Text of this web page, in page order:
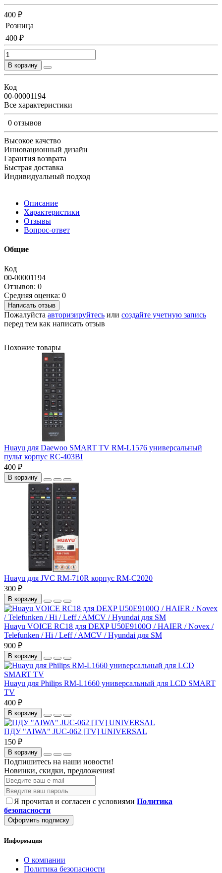
400 ₽
Розница
400 ₽
В корзину
Код
00-00001194
Все характеристики
0 отзывов
Высокое качство
Инновационный дизайн
Гарантия возврата
Быстрая доставка
Индивидуальный подход
Описание
Характеристики
Отзывы
Вопрос-ответ
Общие
Код
00-00001194
Отзывов: 0
Средняя оценка: 0
Написать отзыв
Пожалуйста авторизируйтесь или создайте учетную запись
перед тем как написать отзыв
Похожие товары
Huayu для Daewoo SMART TV RM-L1576 универсальный
пульт корпус RC-403BI
400 ₽
В корзину
Huayu для JVC RM-710R корпус RM-C2020
300 ₽
В корзину
Huayu VOICE RC18 для DEXP U50E9100Q / HAIER / Novex /
Telefunken / Hi / Leff / AMCV / Hyundai для SM
900 ₽
В корзину
Huayu для Philips RM-L1660 универсальный для LCD SMART
TV
400 ₽
В корзину
ПДУ "AIWA" JUC-062 [TV] UNIVERSAL
150 ₽
В корзину
Подпишитесь на наши новости!
Новинки, скидки, предложения!
Я прочитал и согласен с условиями Политика
безопасности
Оформить подписку
Информация
О компании
Политика безопасности